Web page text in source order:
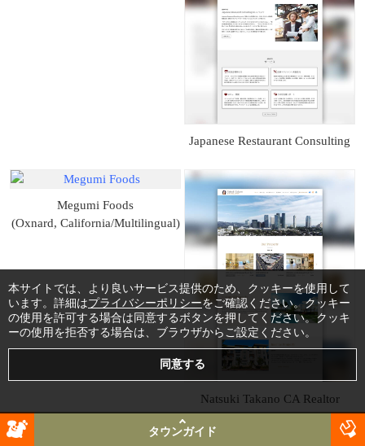
Japanese Restaurant Consulting
Megumi Foods
(Oxnard, California/Multilingual)
Natsuki Takano CA Realtor
(Real Estate CMS Website)
タウンガイド
本サイトでは、より良いサービス提供のため、クッキーを使用して
います。詳細はプライバシーポリシーをご確認ください。クッキー
の使用を許可する場合は同意するボタンを押してください。クッキ
ーの使用を拒否する場合は、ブラウザからご設定ください。